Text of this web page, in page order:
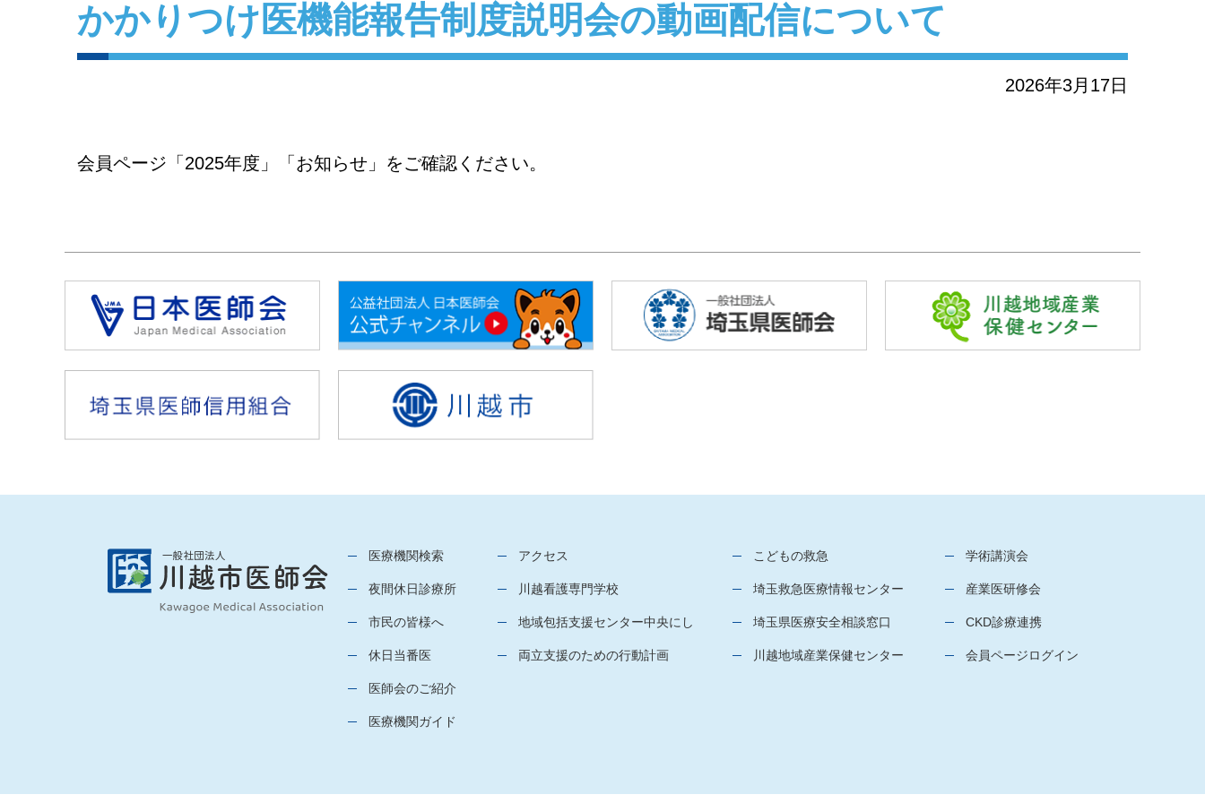
かかりつけ医機能報告制度説明会の動画配信について
2026年3月17日
会員ページ「2025年度」「お知らせ」 をご確認ください。
医療機関検索
夜間休日診療所
市民の皆様へ
休日当番医
医師会のご紹介
医療機関ガイド
アクセス
川越看護専門学校
地域包括支援センター中央にし
両立支援のための行動計画
こどもの救急
埼玉救急医療情報センター
埼玉県医療安全相談窓口
川越地域産業保健センター
学術講演会
産業医研修会
CKD診療連携
会員ページログイン